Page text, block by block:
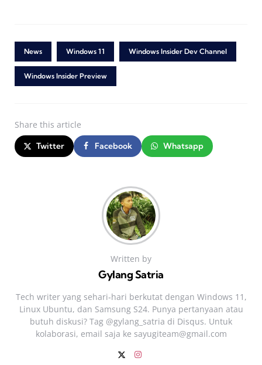
News Windows 11 Windows Insider Dev Channel
Windows Insider Preview
Share this article
Twitter Facebook Whatsapp
Written by
Gylang Satria
Tech writer yang sehari‑hari berkutat dengan Windows 11,
Linux Ubuntu, dan Samsung S24. Punya pertanyaan atau
butuh diskusi? Tag @gylang_satria di Disqus. Untuk
kolaborasi, email saja ke sayugiteam@gmail.com